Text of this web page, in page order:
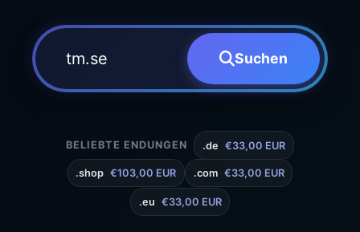
Suchen
BELIEBTE ENDUNGEN .de €33,00 EUR
.shop €103,00 EUR .com €33,00 EUR
.eu €33,00 EUR